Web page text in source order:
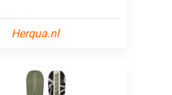
Herqua.nl